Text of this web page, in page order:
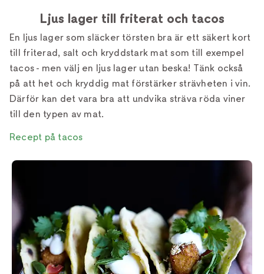
Ljus lager till friterat och tacos
En ljus lager som släcker törsten bra är ett säkert kort
till friterad, salt och kryddstark mat som till exempel
tacos - men välj en ljus lager utan beska! Tänk också
på att het och kryddig mat förstärker strävheten i vin.
Därför kan det vara bra att undvika sträva röda viner
till den typen av mat.
Recept på tacos